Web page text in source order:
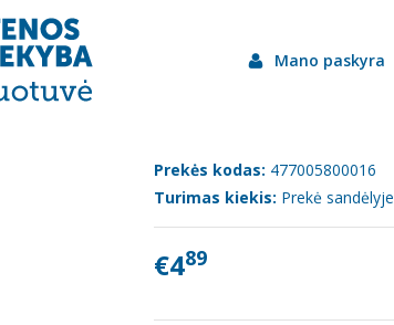
Mano paskyra
Šaltai rūkyta Elnienos dešra
DEŠRA
Prekės kodas: 477005800016
Turimas kiekis: Prekė sandėlyje
€489